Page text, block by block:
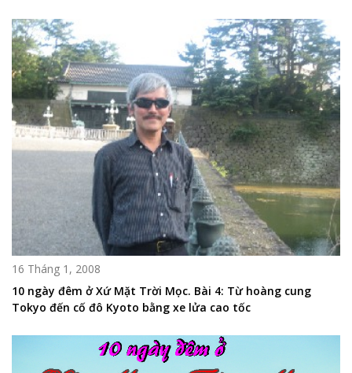
16 Tháng 1, 2008
10 ngày đêm ở Xứ Mặt Trời Mọc. Bài 4: Từ hoàng cung
Tokyo đến cố đô Kyoto bằng xe lửa cao tốc